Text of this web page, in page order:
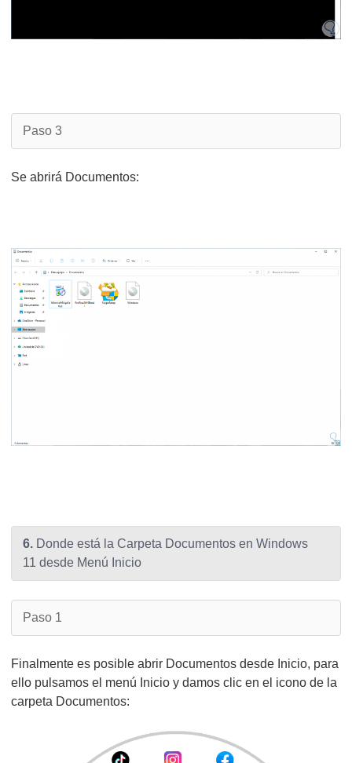
Paso 3
Se abrirá Documentos:
6. Donde está la Carpeta Documentos en Windows
11 desde Menú Inicio
Paso 1
Finalmente es posible abrir Documentos desde Inicio, para
ello pulsamos el menú Inicio y damos clic en el icono de la
carpeta Documentos: